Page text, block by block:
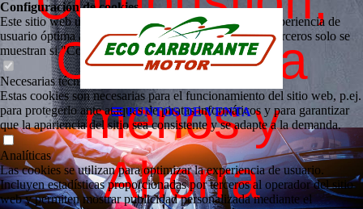
PUNTOS DE VENTA
Contamina
menos y
Ahorra
Configuración de cookies
Este sitio web utiliza cookies para proporcionar una experiencia de
usuario óptima a los visitantes. Ciertos contenidos de terceros solo se
muestran si "Contenido de terceros" está habilitado.
Necesarias técnicamente
Estas cookies son necesarias para el funcionamiento del sitio web, p.ej.
para protegerlo ante ataques de piratas informáticos y para garantizar
que la apariencia del sitio sea consistente y se adapte a la demanda.
Analíticas
Las cookies se utilizan para optimizar la experiencia de usuario.
Incluyen estadísticas proporcionadas por terceros al operador del sitio
web y permiten mostrar publicidad personalizada mediante el